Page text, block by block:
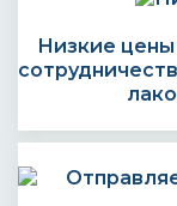
Низкие цены